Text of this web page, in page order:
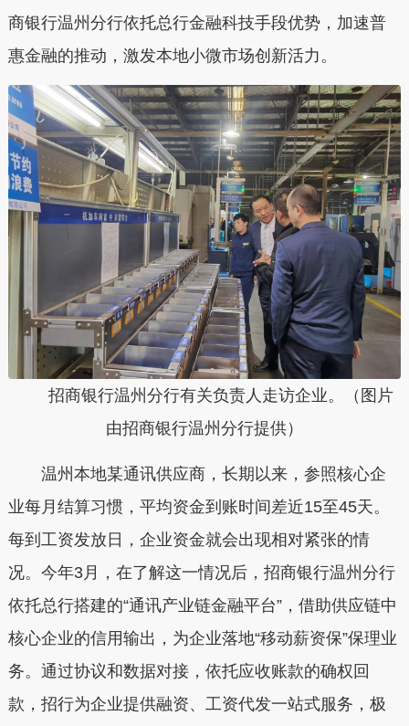
商银行温州分行依托总行金融科技手段优势，加速普
惠金融的推动，激发本地小微市场创新活力。
招商银行温州分行有关负责人走访企业。（图片
由招商银行温州分行提供）
温州本地某通讯供应商，长期以来，参照核心企
业每月结算习惯，平均资金到账时间差近15至45天。
每到工资发放日，企业资金就会出现相对紧张的情
况。今年3月，在了解这一情况后，招商银行温州分行
依托总行搭建的“通讯产业链金融平台”，借助供应链中
核心企业的信用输出，为企业落地“移动薪资保”保理业
务。通过协议和数据对接，依托应收账款的确权回
款，招行为企业提供融资、工资代发一站式服务，极